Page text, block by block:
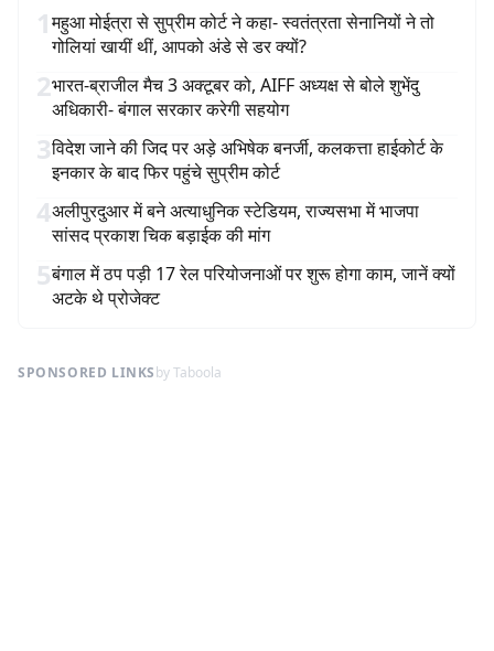
1महुआ मोईत्रा से सुप्रीम कोर्ट ने कहा- स्वतंत्रता सेनानियों ने तो
गोलियां खायीं थीं, आपको अंडे से डर क्यों?
2भारत-ब्राजील मैच 3 अक्टूबर को, AIFF अध्यक्ष से बोले शुभेंदु
अधिकारी- बंगाल सरकार करेगी सहयोग
3विदेश जाने की जिद पर अड़े अभिषेक बनर्जी, कलकत्ता हाईकोर्ट के
इनकार के बाद फिर पहुंचे सुप्रीम कोर्ट
4अलीपुरदुआर में बने अत्याधुनिक स्टेडियम, राज्यसभा में भाजपा
सांसद प्रकाश चिक बड़ाईक की मांग
5बंगाल में ठप पड़ी 17 रेल परियोजनाओं पर शुरू होगा काम, जानें क्यों
अटके थे प्रोजेक्ट
SPONSORED LINKSby Taboola